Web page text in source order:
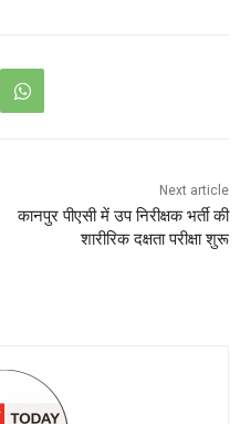
Next article
कानपुर पीएसी में उप निरीक्षक भर्ती की
शारीरिक दक्षता परीक्षा शुरू